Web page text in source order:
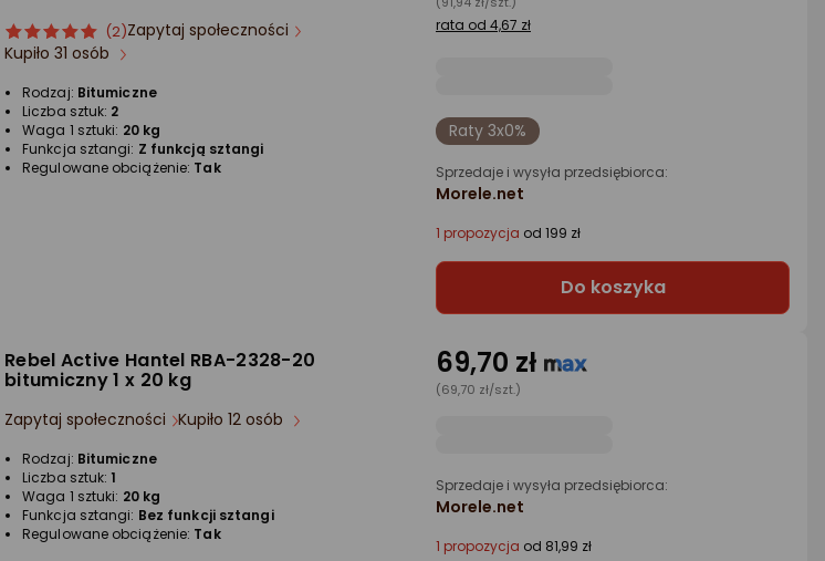
ocena
produktu
gwiazdki
Ocena
produktu
(2)Zapytaj społeczności
Kupiło 31 osób
Rodzaj: Bitumiczne
Liczba sztuk: 2
Waga 1 sztuki: 20 kg
Funkcja sztangi: Z funkcją sztangi
Regulowane obciążenie: Tak
rata od 4,67 zł
Raty 3x0%
Sprzedaje i wysyła przedsiębiorca:
Morele.net
1 propozycja od 199 zł
Do koszyka
Rebel Active Hantel RBA-2328-20
bitumiczny 1 x 20 kg
Zapytaj społeczności Kupiło 12 osób
Rodzaj: Bitumiczne
Liczba sztuk: 1
Waga 1 sztuki: 20 kg
Funkcja sztangi: Bez funkcji sztangi
Regulowane obciążenie: Tak
69,70 zł
(69,70 zł/szt.)
Sprzedaje i wysyła przedsiębiorca:
Morele.net
1 propozycja od 81,99 zł